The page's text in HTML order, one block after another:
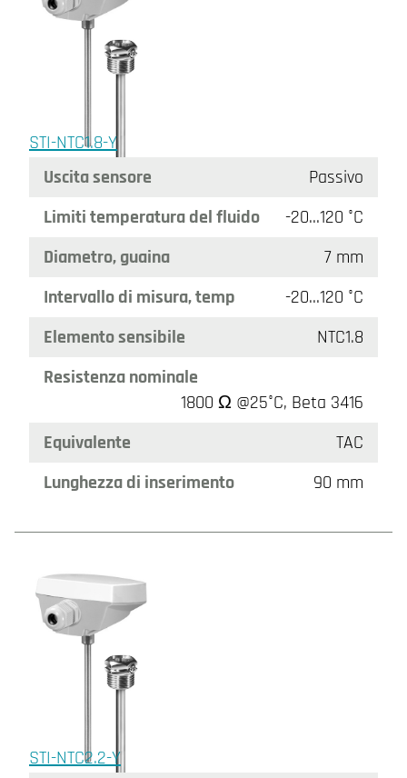
STI-NTC1.8-Y
Uscita sensore
Passivo
Limiti temperatura del fluido
-20…120 °C
Diametro, guaina
7 mm
Intervallo di misura, temp
-20…120 °C
Elemento sensibile
NTC1.8
Resistenza nominale
1800 Ω @25°C, Beta 3416
Equivalente
TAC
Lunghezza di inserimento
90 mm
STI-NTC2.2-Y